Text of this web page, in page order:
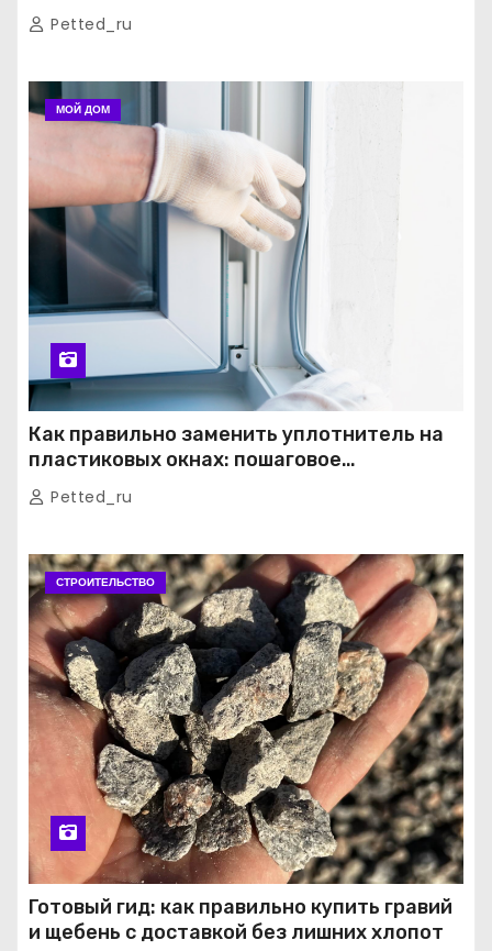
Petted_ru
МОЙ ДОМ
Как правильно заменить уплотнитель на
пластиковых окнах: пошаговое
руководство от экспертов
Petted_ru
СТРОИТЕЛЬСТВО
Готовый гид: как правильно купить гравий
и щебень с доставкой без лишних хлопот